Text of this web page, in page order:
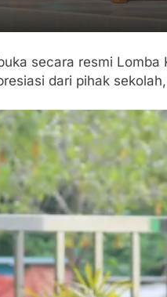
secara resmi
dari pihak